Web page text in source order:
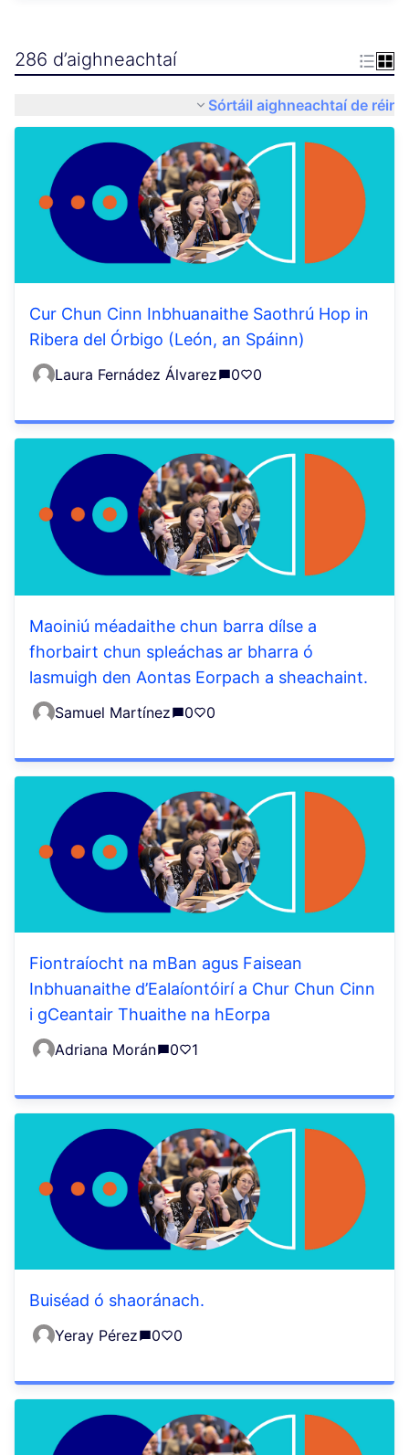
286 d’aighneachtaí
Sórtáil aighneachtaí de réir
Cur Chun Cinn Inbhuanaithe Saothrú Hop in
Ribera del Órbigo (León, an Spáinn)
Laura Fernádez Álvarez 0 0
Maoiniú méadaithe chun barra dílse a
fhorbairt chun spleáchas ar bharra ó
lasmuigh den Aontas Eorpach a sheachaint.
Samuel Martínez 0 0
Fiontraíocht na mBan agus Faisean
Inbhuanaithe d’Ealaíontóirí a Chur Chun Cinn
i gCeantair Thuaithe na hEorpa
Adriana Morán 0 1
Buiséad ó shaoránach.
Yeray Pérez 0 0